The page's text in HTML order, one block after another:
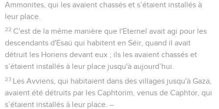
Ammonites, qui les avaient chassés et s’étaient installés à
leur place.
22 C'est de la même manière que l'Eternel avait agi pour les
descendants d'Esaü qui habitent en Séir, quand il avait
détruit les Horiens devant eux ; ils les avaient chassés et
s’étaient installés à leur place jusqu'à aujourd’hui.
23 Les Avviens, qui habitaient dans des villages jusqu'à Gaza,
avaient été détruits par les Caphtorim, venus de Caphtor, qui
s’étaient installés à leur place. –